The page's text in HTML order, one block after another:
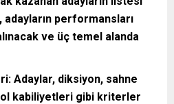
adayların performansları
ve üç temel alanda
Adaylar, diksiyon, sahne
kabiliyetleri gibi kriterler